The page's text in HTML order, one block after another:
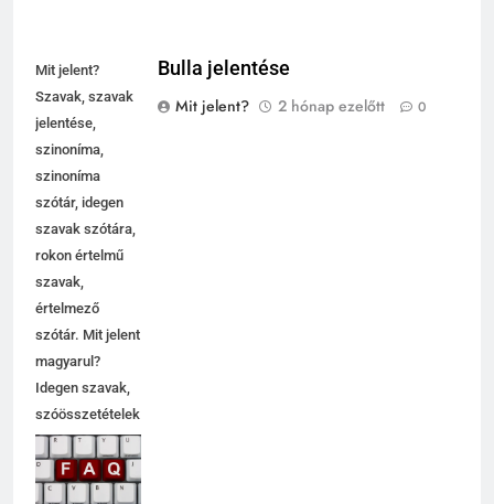
Mit jelent?
Szavak, szavak
jelentése,
szinoníma,
szinoníma
szótár, idegen
szavak szótára,
rokon értelmű
szavak,
értelmező
szótár. Mit jelent
magyarul?
Idegen szavak,
szóösszetételek
jelentése,
magyarázata,
használata,
Bulla jelentése
Mit jelent?
2 hónap ezelőtt 0